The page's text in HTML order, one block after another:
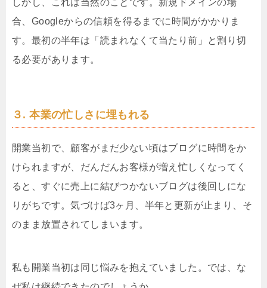
しかし、これは当然のことです。新規ドメインの場
合、Googleからの信頼を得るまでに時間がかかりま
す。最初の半年は「読まれなくて当たり前」と割り切
る必要があります。
３ . 本業の忙しさに埋もれる
開業当初で、顧客がまだ少ない頃はブログに時間をか
けられますが、だんだんお客様が増え忙しくなってく
ると、すぐに売上に結びつかないブログは後回しにな
りがちです。気づけば3ヶ月、半年と更新が止まり、そ
のまま放置されてしまいます。
私も開業当初は同じ悩みを抱えていました。では、な